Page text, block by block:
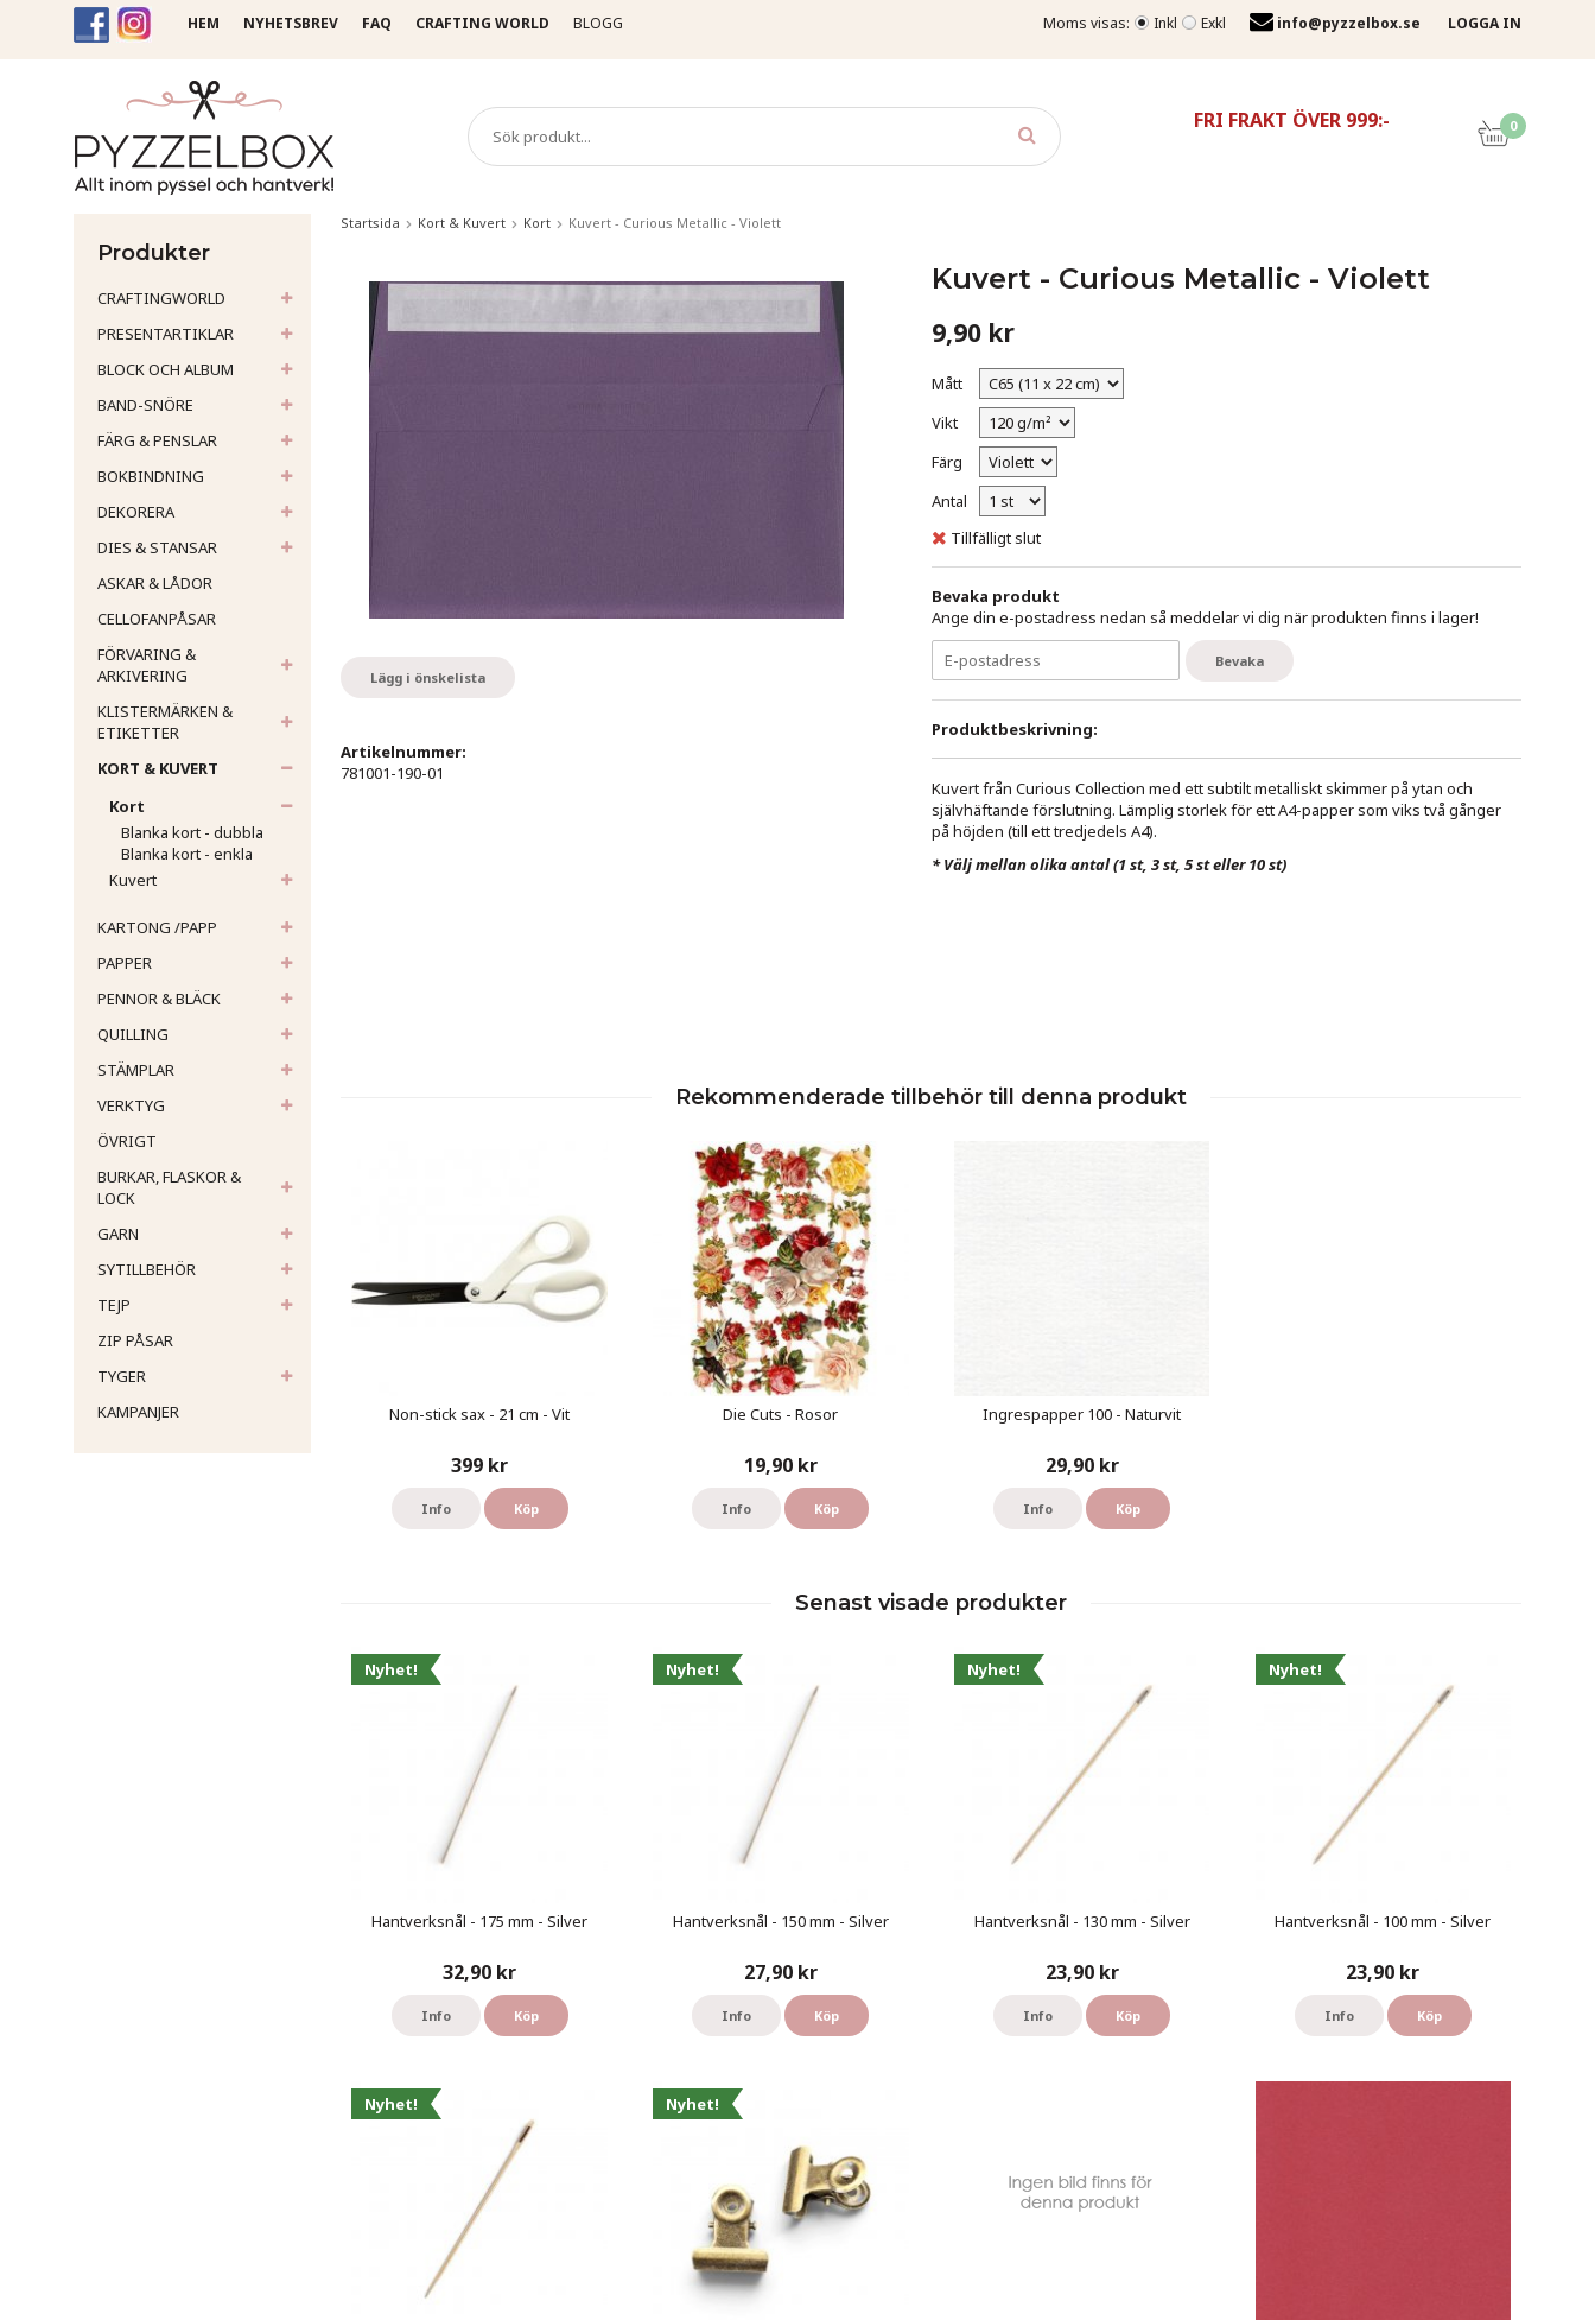
Moms visas: Inkl Exkl info@pyzzelbox.se LOGGA IN
HEM NYHETSBREV FAQ CRAFTING WORLD BLOGG
FRI FRAKT ÖVER 999:- 0
Produkter
CRAFTINGWORLD
PRESENTARTIKLAR
BLOCK OCH ALBUM
BAND-SNÖRE
FÄRG & PENSLAR
BOKBINDNING
DEKORERA
DIES & STANSAR
ASKAR & LÅDOR
CELLOFANPÅSAR
FÖRVARING &
ARKIVERING
KLISTERMÄRKEN &
ETIKETTER
KORT & KUVERT
Kort
Blanka kort - dubbla
Blanka kort - enkla
Kuvert
KARTONG /PAPP
PAPPER
PENNOR & BLÄCK
QUILLING
STÄMPLAR
VERKTYG
ÖVRIGT
BURKAR, FLASKOR &
LOCK
GARN
SYTILLBEHÖR
TEJP
ZIP PÅSAR
TYGER
KAMPANJER
Startsida Kort & Kuvert Kort Kuvert - Curious Metallic - Violett
Kuvert - Curious Metallic - Violett
9,90 kr
Mått
Vikt
Färg
Antal
Tillfälligt slut
Bevaka produkt
Ange din e-postadress nedan så meddelar vi dig när produkten finns i lager!
Bevaka
Produktbeskrivning:
Kuvert från Curious Collection med ett subtilt metalliskt skimmer på ytan och
självhäftande förslutning. Lämplig storlek för ett A4-papper som viks två gånger
på höjden (till ett tredjedels A4).
* Välj mellan olika antal (1 st, 3 st, 5 st eller 10 st)
Lägg i önskelista
Artikelnummer:
781001-190-01
Rekommenderade tillbehör till denna produkt
Non-stick sax - 21 cm - Vit
399 kr
Info Köp
Die Cuts - Rosor
19,90 kr
Info Köp
Ingrespapper 100 - Naturvit
29,90 kr
Info Köp
Senast visade produkter
Nyhet!
Hantverksnål - 175 mm - Silver
32,90 kr
Info Köp
Nyhet!
Hantverksnål - 150 mm - Silver
27,90 kr
Info Köp
Nyhet!
Hantverksnål - 130 mm - Silver
23,90 kr
Info Köp
Nyhet!
Hantverksnål - 100 mm - Silver
23,90 kr
Info Köp
Nyhet! Nyhet!